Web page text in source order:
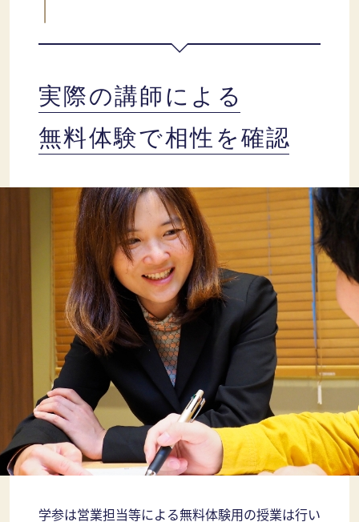
実際の講師による
無料体験で相性を確認
学参は営業担当等による無料体験用の授業は行い